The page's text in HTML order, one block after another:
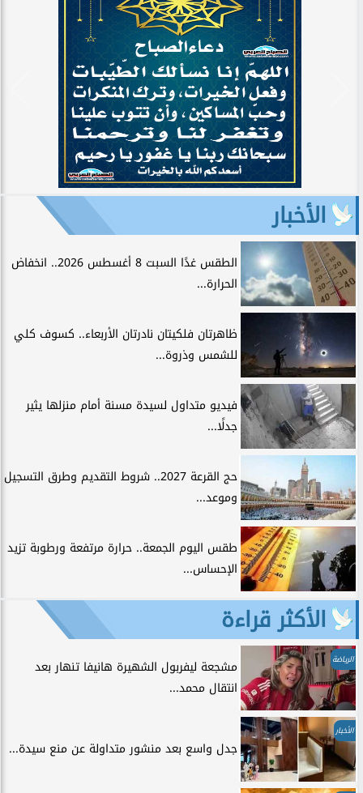
الأخبار
الطقس غدًا السبت 8 أغسطس 2026.. انخفاض
الحرارة...
ظاهرتان فلكيتان نادرتان الأربعاء.. كسوف كلي
للشمس وذروة...
فيديو متداول لسيدة مسنة أمام منزلها يثير
جدلًا...
حج القرعة 2027.. شروط التقديم وطرق التسجيل
وموعد...
طقس اليوم الجمعة.. حرارة مرتفعة ورطوبة تزيد
الإحساس...
الأكثر قراءة
الرياضة
مشجعة ليفربول الشهيرة هانيفا تنهار بعد
انتقال محمد...
الأخبار
جدل واسع بعد منشور متداولة عن منع سيدة...